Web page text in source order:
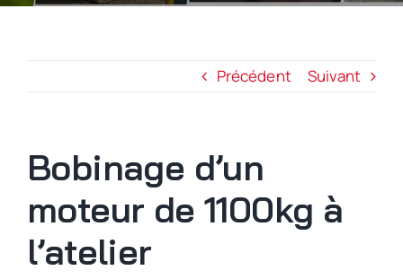
Précédent Suivant
Bobinage d’un
moteur de 1100kg à
l’atelier